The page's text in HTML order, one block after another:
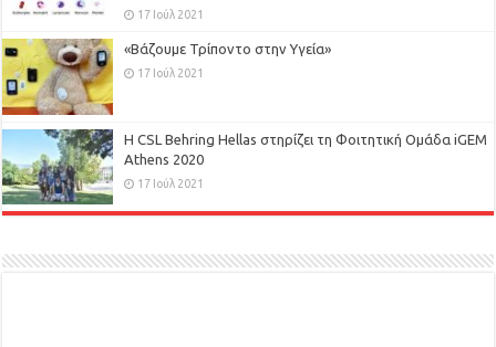
17 Ιούλ 2021
«Βάζουμε Τρίποντο στην Υγεία»
17 Ιούλ 2021
H CSL Behring Hellas στηρίζει τη Φοιτητική Ομάδα iGEM
Athens 2020
17 Ιούλ 2021